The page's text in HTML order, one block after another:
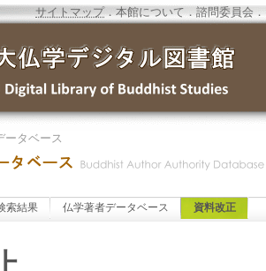
サイトマップ．本館について ．諮問委員会 ．
ータベース
索結果 仏学著者データベース 資料改正